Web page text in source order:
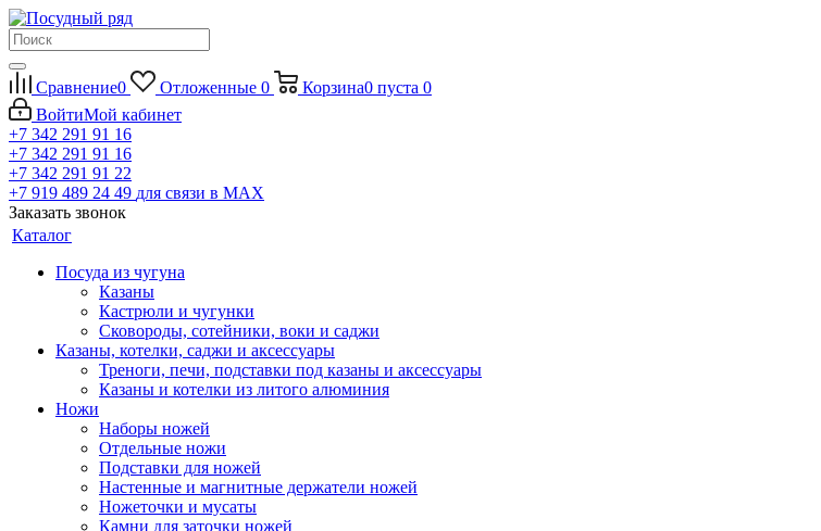
Сравнение0 Отложенные 0 Корзина0 пуста 0
ВойтиМой кабинет
+7 342 291 91 16
+7 342 291 91 16
+7 342 291 91 22
+7 919 489 24 49 для связи в МАХ
Заказать звонок
Каталог
Посуда из чугуна
Казаны
Кастрюли и чугунки
Сковороды, сотейники, воки и саджи
Казаны, котелки, саджи и аксессуары
Треноги, печи, подставки под казаны и аксессуары
Казаны и котелки из литого алюминия
Ножи
Наборы ножей
Отдельные ножи
Подставки для ножей
Настенные и магнитные держатели ножей
Ножеточки и мусаты
Камни для заточки ножей